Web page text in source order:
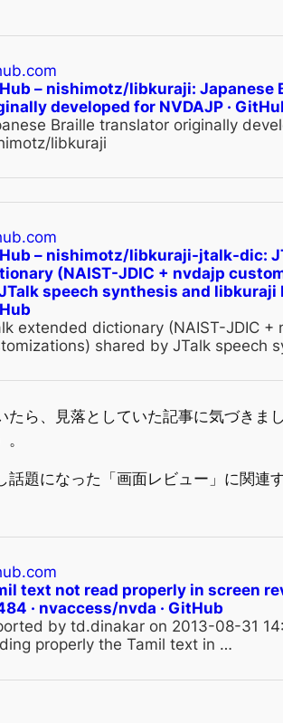
– nishimotz/libkuraji: Japanese
developed for NVDAJP ·
Braille translator originally
libkuraji
– nishimotz/libkuraji-jtalk-dic:
(NAIST-JDIC + nvdajp
speech synthesis and libkuraji
extended dictionary (NAIST-JDIC +
shared by JTalk speech
ら、見落としていた記事に気づき
題になった「画面レビュー」に関連
text not read properly in screen
· nvaccess/nvda · GitHub
by td.dinakar on 2013-08-31
properly the Tamil text in …